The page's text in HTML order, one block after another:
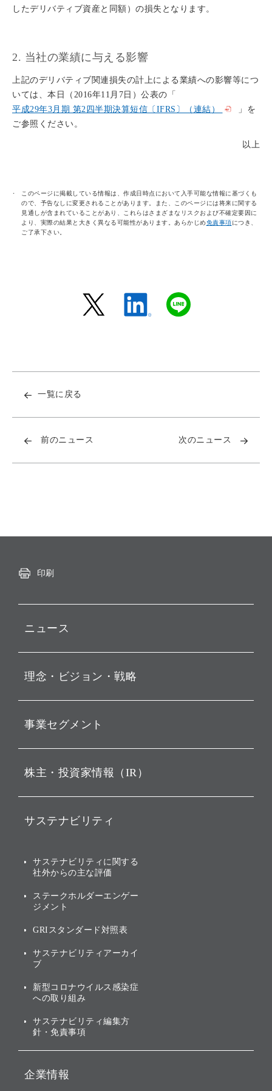
したデリバティブ資産と同額）の損失となります。
2. 当社の業績に与える影響
上記のデリバティブ関連損失の計上による業績への影響等につ
いては、本日（2016年11月7日）公表の「
平成29年3月期 第2四半期決算短信〔IFRS〕（連結）
」を
ご参照ください。
以上
このページに掲載している情報は、作成日時点において入手可能な情報に基づくも
ので、予告なしに変更されることがあります。また、このページには将来に関する
見通しが含まれていることがあり、これらはさまざまなリスクおよび不確定要因に
より、実際の結果と大きく異なる可能性があります。あらかじめ免責事項につき、
ご了承下さい。
一覧に戻る
前のニュース 次のニュース
印刷
ニュース
お知らせ
動画配信
理念・ビジョン・戦略
経営理念
ビジョン
戦略
バリュー
ソフトバンクグループの歩
[AI] What dreams are made
事業セグメント
ソフトバンク・ビジョン・
その他
グループ企業一覧
株主・投資家情報（IR）
IRカレンダー
業績・財務
アニュアルレポート
株主・投資家情報（IR）に
サステナビリティ
トップメッセージ
サステナビリティの考え方
ガバナンス
投資先のサステナビリティ
サステナビリティに関する
社外からの主な評価
ステークホルダーエンゲー
ジメント
GRIスタンダード対照表
サステナビリティアーカイ
ブ
新型コロナウイルス感染症
への取り組み
サステナビリティ編集方
針・免責事項
企業情報